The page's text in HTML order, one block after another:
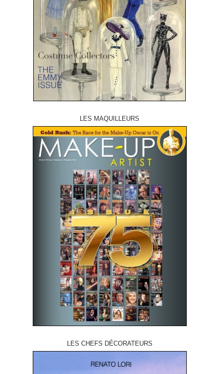
LES MAQUILLEURS
LES CHEFS DÉCORATEURS